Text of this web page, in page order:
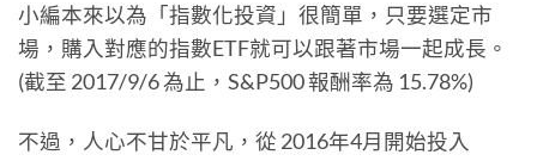
小編本來以為「指數化投資」很簡單，只要選定市
場，購入對應的指數ETF就可以跟著市場一起成長。
(截至 2017/9/6 為止，S&P500 報酬率為 15.78%)
不過，人心不甘於平凡，從 2016年4月開始投入